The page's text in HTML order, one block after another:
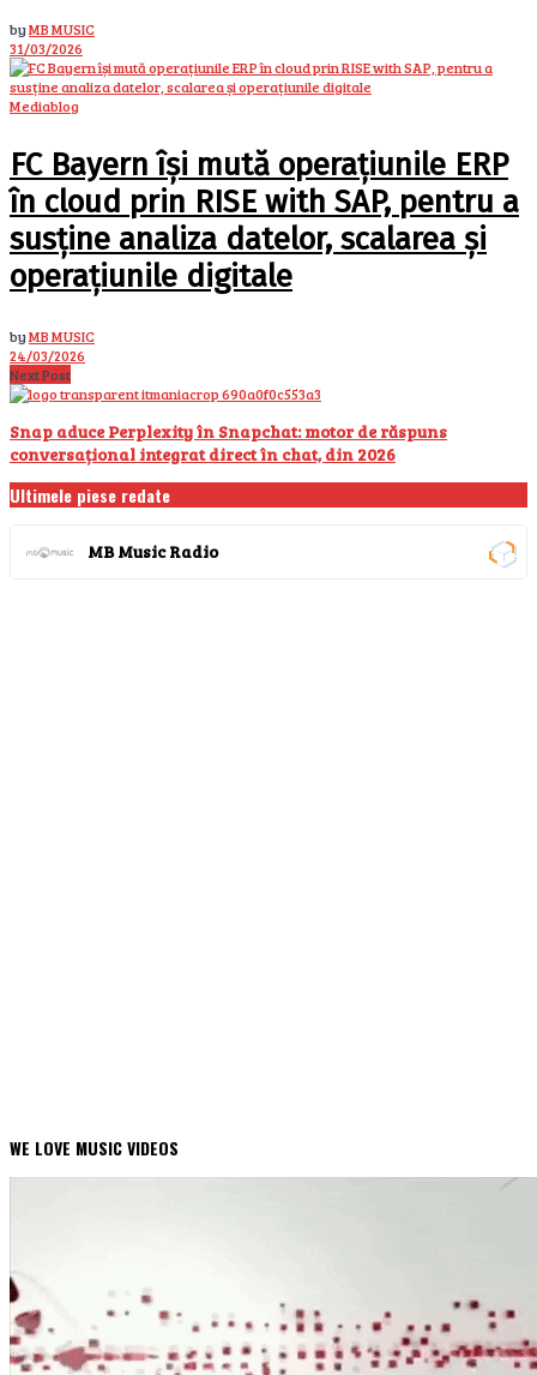
byMB MUSIC
31/03/2026
Mediablog
FC Bayern își mută operațiunile ERP
în cloud prin RISE with SAP, pentru a
susține analiza datelor, scalarea și
operațiunile digitale
byMB MUSIC
24/03/2026
Next Post
Snap aduce Perplexity în Snapchat: motor de răspuns
conversațional integrat direct în chat, din 2026
Ultimele piese redate
MB Music Radio
WE LOVE MUSIC VIDEOS